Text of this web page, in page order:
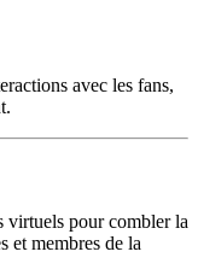
avec les fans,
virtuels pour combler la
et membres de la